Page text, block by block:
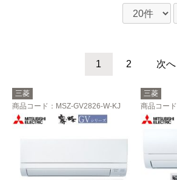
1 2 次へ
三菱
商品コード ：MSZ-GV2826-W-KJ
三菱
商品コード